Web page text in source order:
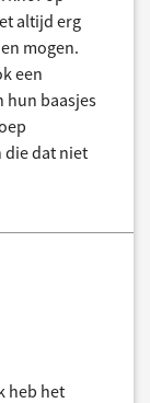
altijd erg
mogen.
een
hun baasjes
dat niet
heb het